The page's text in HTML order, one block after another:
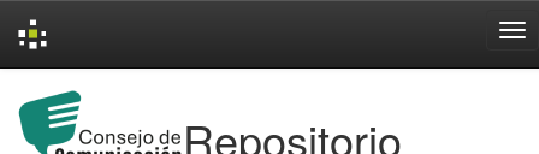
navigation
Repositorio